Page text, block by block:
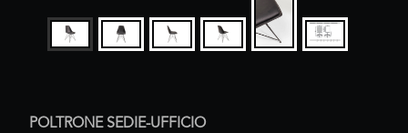
POLTRONE SEDIE-UFFICIO